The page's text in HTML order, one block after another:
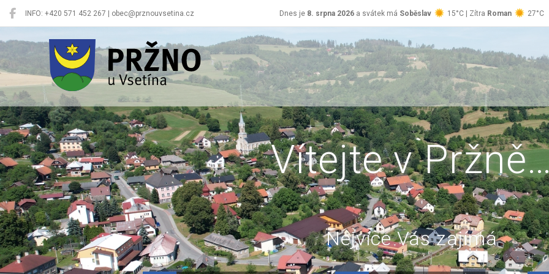
INFO: +420 571 452 267 | obec@prznouvsetina.cz Dnes je 8. srpna 2026 a svátek má Soběslav 15°C | Zítra Roman 27°C
Pržno
Vítejte v
Nejvíce Vás zajímá